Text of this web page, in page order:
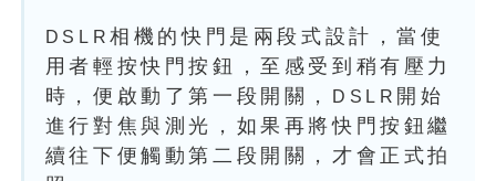
DSLR相機的快門是兩段式設計，當使
用者輕按快門按鈕，至感受到稍有壓力
時，便啟動了第一段開關，
DSLR 開始
進行對焦與測光，如果再將快門按鈕繼
續往下便觸動第二段開關，才會正式拍